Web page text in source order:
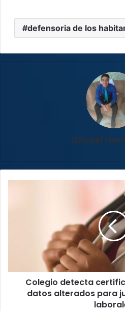
defensoria de los
Ismael
justificar
ausencias
laborales
Colegio detecta
datos alterados para